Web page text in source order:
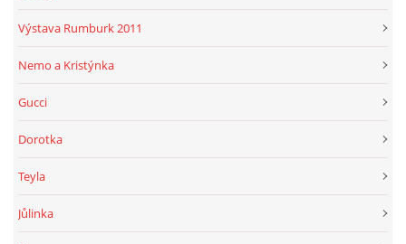
Výstava Rumburk 2011
Nemo a Kristýnka
Gucci
Dorotka
Teyla
Jůlinka